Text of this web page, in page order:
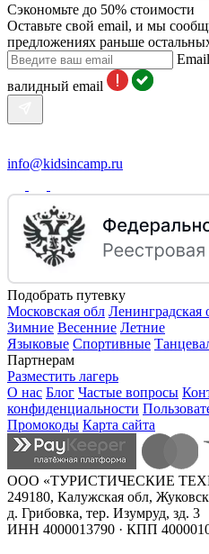
Сэкономьте до 50% стоимости
Оставьте свой email, и мы
предложениях раньше
Email
валидный email
info@kidsincamp.ru
Подобрать путевку
Московская обл Ленинградская
Зимние Весенние Летние
Языковые Спортивные
Партнерам
Разместить лагерь
О нас Блог Частые вопросы
конфиденциальности
Промокоды Карта сайта
ООО «ТУРИСТИЧЕСКИЕ
249180, Калужская обл,
д. Грибовка, тер. Изумруд, зд. 3
ИНН 4000013790 · КПП